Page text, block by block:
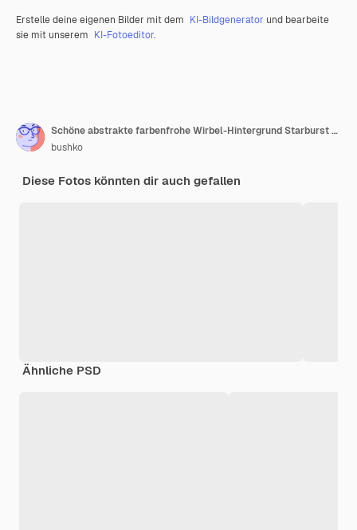
Erstelle deine eigenen Bilder mit dem KI-Bildgenerator und bearbeite
sie mit unserem KI-Fotoeditor.
Schöne abstrakte farbenfrohe Wirbel-Hintergrund Starburst dynamische Welle 3D-Rendering-Illustration Ba
bushko
Diese Fotos könnten dir auch gefallen
Ähnliche PSD